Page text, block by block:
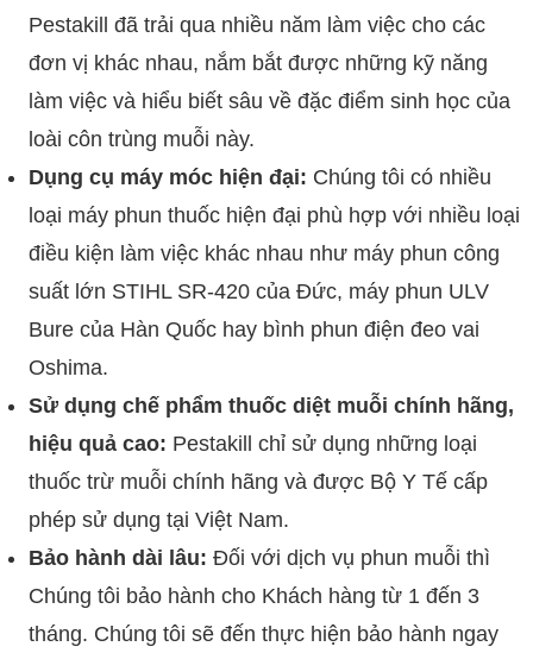
Pestakill đã trải qua nhiều năm làm việc cho các
đơn vị khác nhau, nắm bắt được những kỹ năng
làm việc và hiểu biết sâu về đặc điểm sinh học của
loài côn trùng muỗi này.
Dụng cụ máy móc hiện đại: Chúng tôi có nhiều
loại máy phun thuốc hiện đại phù hợp với nhiều loại
điều kiện làm việc khác nhau như máy phun công
suất lớn STIHL SR-420 của Đức, máy phun ULV
Bure của Hàn Quốc hay bình phun điện đeo vai
Oshima.
Sử dụng chế phẩm thuốc diệt muỗi chính hãng,
hiệu quả cao: Pestakill chỉ sử dụng những loại
thuốc trừ muỗi chính hãng và được Bộ Y Tế cấp
phép sử dụng tại Việt Nam.
Bảo hành dài lâu: Đối với dịch vụ phun muỗi thì
Chúng tôi bảo hành cho Khách hàng từ 1 đến 3
tháng. Chúng tôi sẽ đến thực hiện bảo hành ngay